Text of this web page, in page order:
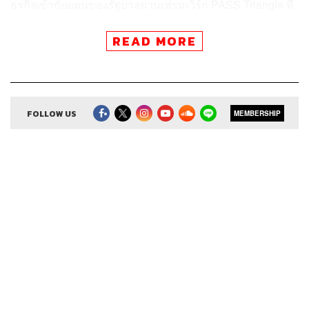
สามารถฟังพอดแคสต์ The Secret Sauce
READ MORE
FOLLOW US MEMBERSHIP